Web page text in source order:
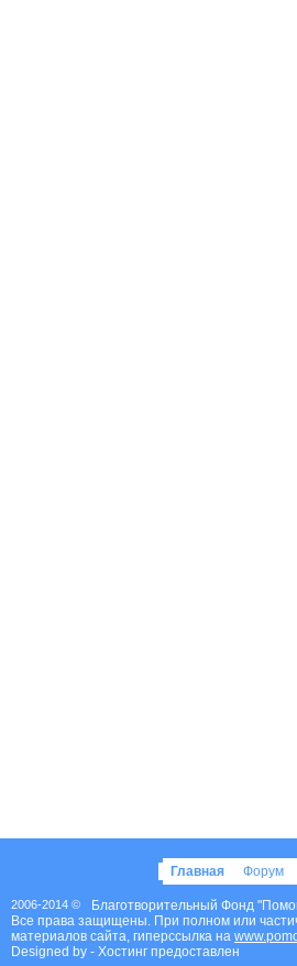
Главная Форум
2006-2014 ©
Благотворительный Фонд
Все права защищены. При полном или
материалов сайта, гиперссылка на
Designed by - Хостинг предоставлен